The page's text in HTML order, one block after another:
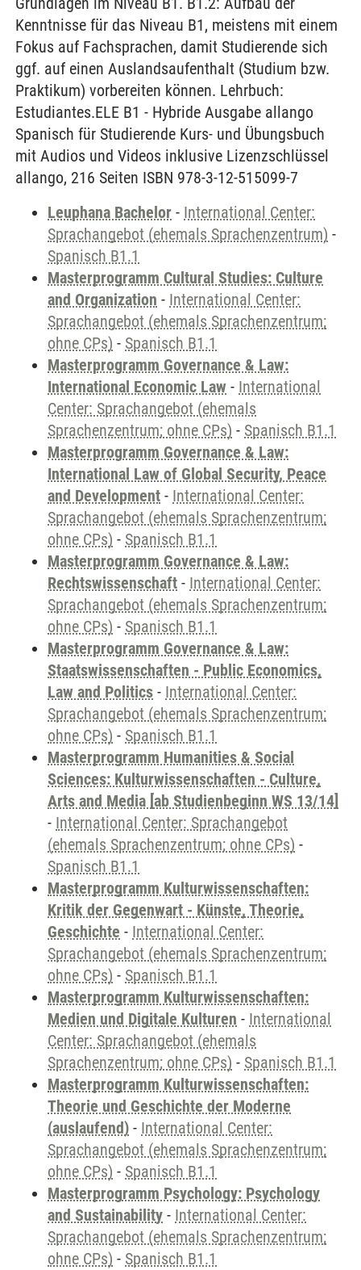
Kenntnisse für das Niveau B1, meistens mit einem
Fokus auf Fachsprachen, damit Studierende sich
ggf. auf einen Auslandsaufenthalt (Studium bzw.
Praktikum) vorbereiten können. Lehrbuch:
Estudiantes.ELE B1 - Hybride Ausgabe allango
Spanisch für Studierende Kurs- und Übungsbuch
mit Audios und Videos inklusive Lizenzschlüssel
allango, 216 Seiten ISBN 978-3-12-515099-7
Leuphana Bachelor - International Center:
Sprachangebot (ehemals Sprachenzentrum) -
Spanisch B1.1
Masterprogramm Cultural Studies: Culture
and Organization - International Center:
Sprachangebot (ehemals Sprachenzentrum;
ohne CPs) - Spanisch B1.1
Masterprogramm Governance & Law:
International Economic Law - International
Center: Sprachangebot (ehemals
Sprachenzentrum; ohne CPs) - Spanisch B1.1
Masterprogramm Governance & Law:
International Law of Global Security, Peace
and Development - International Center:
Sprachangebot (ehemals Sprachenzentrum;
ohne CPs) - Spanisch B1.1
Masterprogramm Governance & Law:
Rechtswissenschaft - International Center:
Sprachangebot (ehemals Sprachenzentrum;
ohne CPs) - Spanisch B1.1
Masterprogramm Governance & Law:
Staatswissenschaften - Public Economics,
Law and Politics - International Center:
Sprachangebot (ehemals Sprachenzentrum;
ohne CPs) - Spanisch B1.1
Masterprogramm Humanities & Social
Sciences: Kulturwissenschaften - Culture,
Arts and Media [ab Studienbeginn WS 13/14]
- International Center: Sprachangebot
(ehemals Sprachenzentrum; ohne CPs) -
Spanisch B1.1
Masterprogramm Kulturwissenschaften:
Kritik der Gegenwart - Künste, Theorie,
Geschichte - International Center:
Sprachangebot (ehemals Sprachenzentrum;
ohne CPs) - Spanisch B1.1
Masterprogramm Kulturwissenschaften:
Medien und Digitale Kulturen - International
Center: Sprachangebot (ehemals
Sprachenzentrum; ohne CPs) - Spanisch B1.1
Masterprogramm Kulturwissenschaften:
Theorie und Geschichte der Moderne
(auslaufend) - International Center:
Sprachangebot (ehemals Sprachenzentrum;
ohne CPs) - Spanisch B1.1
Masterprogramm Psychology: Psychology
and Sustainability - International Center:
Sprachangebot (ehemals Sprachenzentrum;
ohne CPs) - Spanisch B1.1